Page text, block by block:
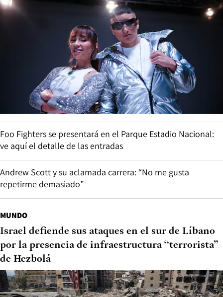
Foo Fighters se presentará en el Parque Estadio Nacional:
ve aquí el detalle de las entradas
Andrew Scott y su aclamada carrera: “No me gusta
repetirme demasiado”
MUNDO
Israel defiende sus ataques en el sur de Líbano
por la presencia de infraestructura “terrorista”
de Hezbolá